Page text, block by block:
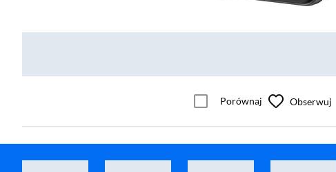
Porównaj Obserwuj